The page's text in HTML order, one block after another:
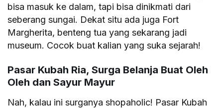
bisa masuk ke dalam, tapi bisa dinikmati dari
seberang sungai. Dekat situ ada juga Fort
Margherita, benteng tua yang sekarang jadi
museum. Cocok buat kalian yang suka sejarah!
Pasar Kubah Ria, Surga Belanja Buat Oleh
Oleh dan Sayur Mayur
Nah, kalau ini surganya shopaholic! Pasar Kubah